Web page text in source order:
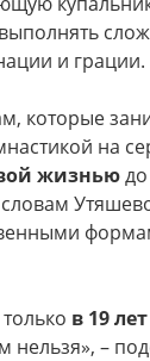
и грации.
которые
на
жизнью
в 19
нельзя», –